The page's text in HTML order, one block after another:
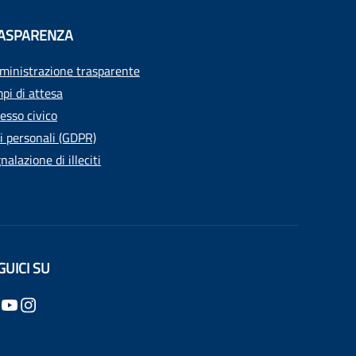
trasparente
di attesa
civico
personali (GDPR)
di illeciti
SU